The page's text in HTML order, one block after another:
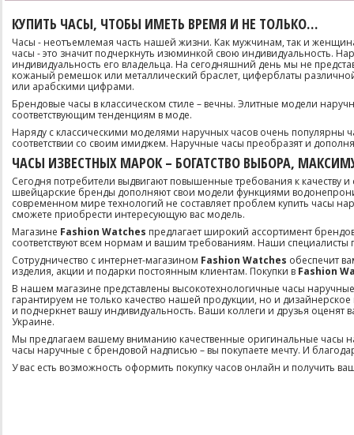
КУПИТЬ ЧАСЫ, ЧТОБЫ ИМЕТЬ ВРЕМЯ И НЕ ТОЛЬКО…
Часы - неотъемлемая часть нашей жизни. Как мужчинам, так и
часы - это значит подчеркнуть изюминкой свою индивидуальность.
индивидуальность его владельца. На сегодняшний день мы не
кожаный ремешок или металлический браслет, циферблаты
или арабскими цифрами.
Брендовые часы в классическом стиле – вечны. Элитные модели
соответствующим тенденциям в моде.
Наряду с классическими моделями наручных часов очень популярны
соответствии со своим имиджем. Наручные часы преобразят и
ЧАСЫ ИЗВЕСТНЫХ МАРОК – БОГАТСТВО ВЫБОРА,
Сегодня потребители выдвигают повышенные требования к
швейцарские бренды дополняют свои модели функциями
современном мире технологий не составляет проблем купить часы
сможете приобрести интересующую вас модель.
Магазине Fashion Watches предлагает широкий ассортимент
соответствуют всем нормам и вашим требованиям. Наши
Сотрудничество с интернет-магазином Fashion Watches обеспечит
изделия, акции и подарки постоянным клиентам. Покупки в Fashion
В нашем магазине представлены высокотехнологичные часы
гарантируем не только качество нашей продукции, но и
и подчеркнет вашу индивидуальность. Ваши коллеги и друзья
Украине.
Мы предлагаем вашему вниманию качественные оригинальные часы
часы наручные с брендовой надписью – вы покупаете мечту. И
У вас есть возможность оформить покупку часов онлайн и получить